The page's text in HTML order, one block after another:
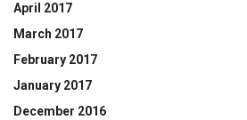
April 2017
March 2017
February 2017
January 2017
December 2016